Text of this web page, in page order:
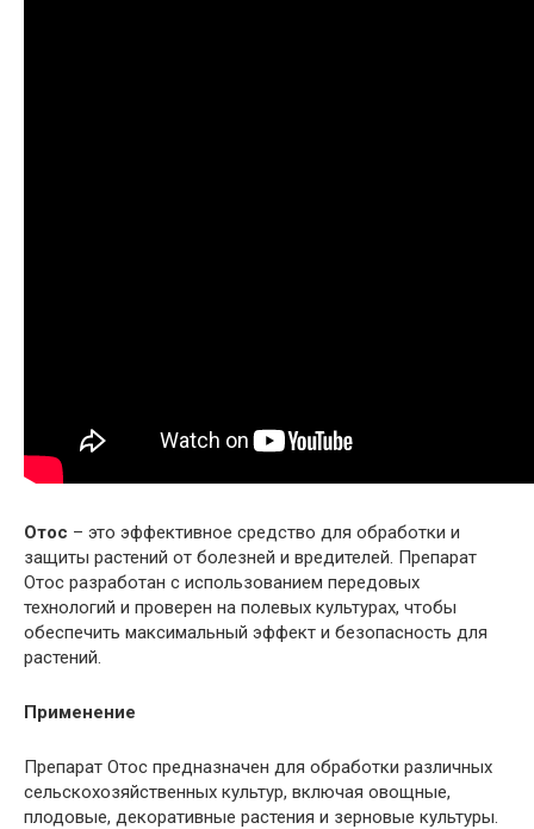
Отос – это эффективное средство для обработки и
защиты растений от болезней и вредителей. Препарат
Отос разработан с использованием передовых
технологий и проверен на полевых культурах, чтобы
обеспечить максимальный эффект и безопасность для
растений.
Применение
Препарат Отос предназначен для обработки различных
сельскохозяйственных культур, включая овощные,
плодовые, декоративные растения и зерновые культуры.